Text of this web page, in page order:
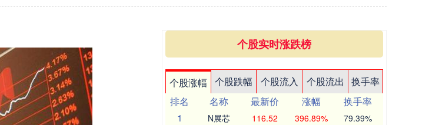
个股实时涨跌榜
个股涨幅 个股跌幅 个股流入 个股流出
换手率
排名
名称 最新价 涨幅
换手率
1
N展芯 116.52 396.89% 79.39%